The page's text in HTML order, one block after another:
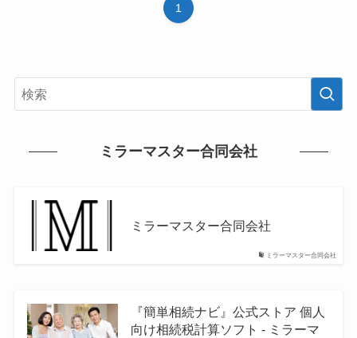
1
ミラーマスター合同会社
ミラーマスター合同会社
ミラーマスター合同会社
『簡単相続ナビ』公式ストア 個人
向け相続税計算ソフト - ミラーマ